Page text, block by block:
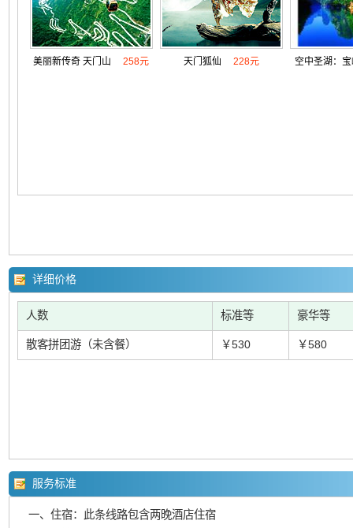
美丽新传奇 天门山 258元 天门狐仙 228元 空中圣湖：
详细价格
人数 标准等 豪华等
散客拼团游（未含餐） ￥530 ￥580
服务标准
一、住宿：此条线路包含两晚酒店住宿